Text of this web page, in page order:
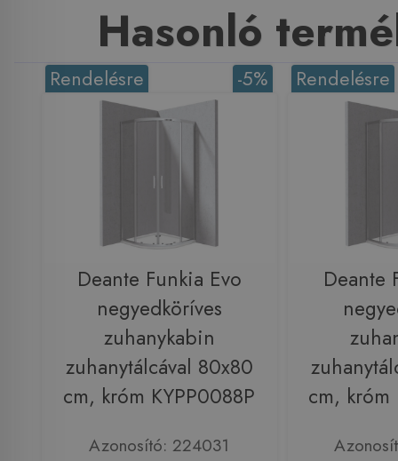
Hasonló
-5%
Rendelésre
Deante Funkia Evo
negyedköríves
zuhanykabin
zuhanytálcával 80x80
cm, króm KYPP0088P
Azonosító: 224031
Rendelésre
Deante
cm, króm